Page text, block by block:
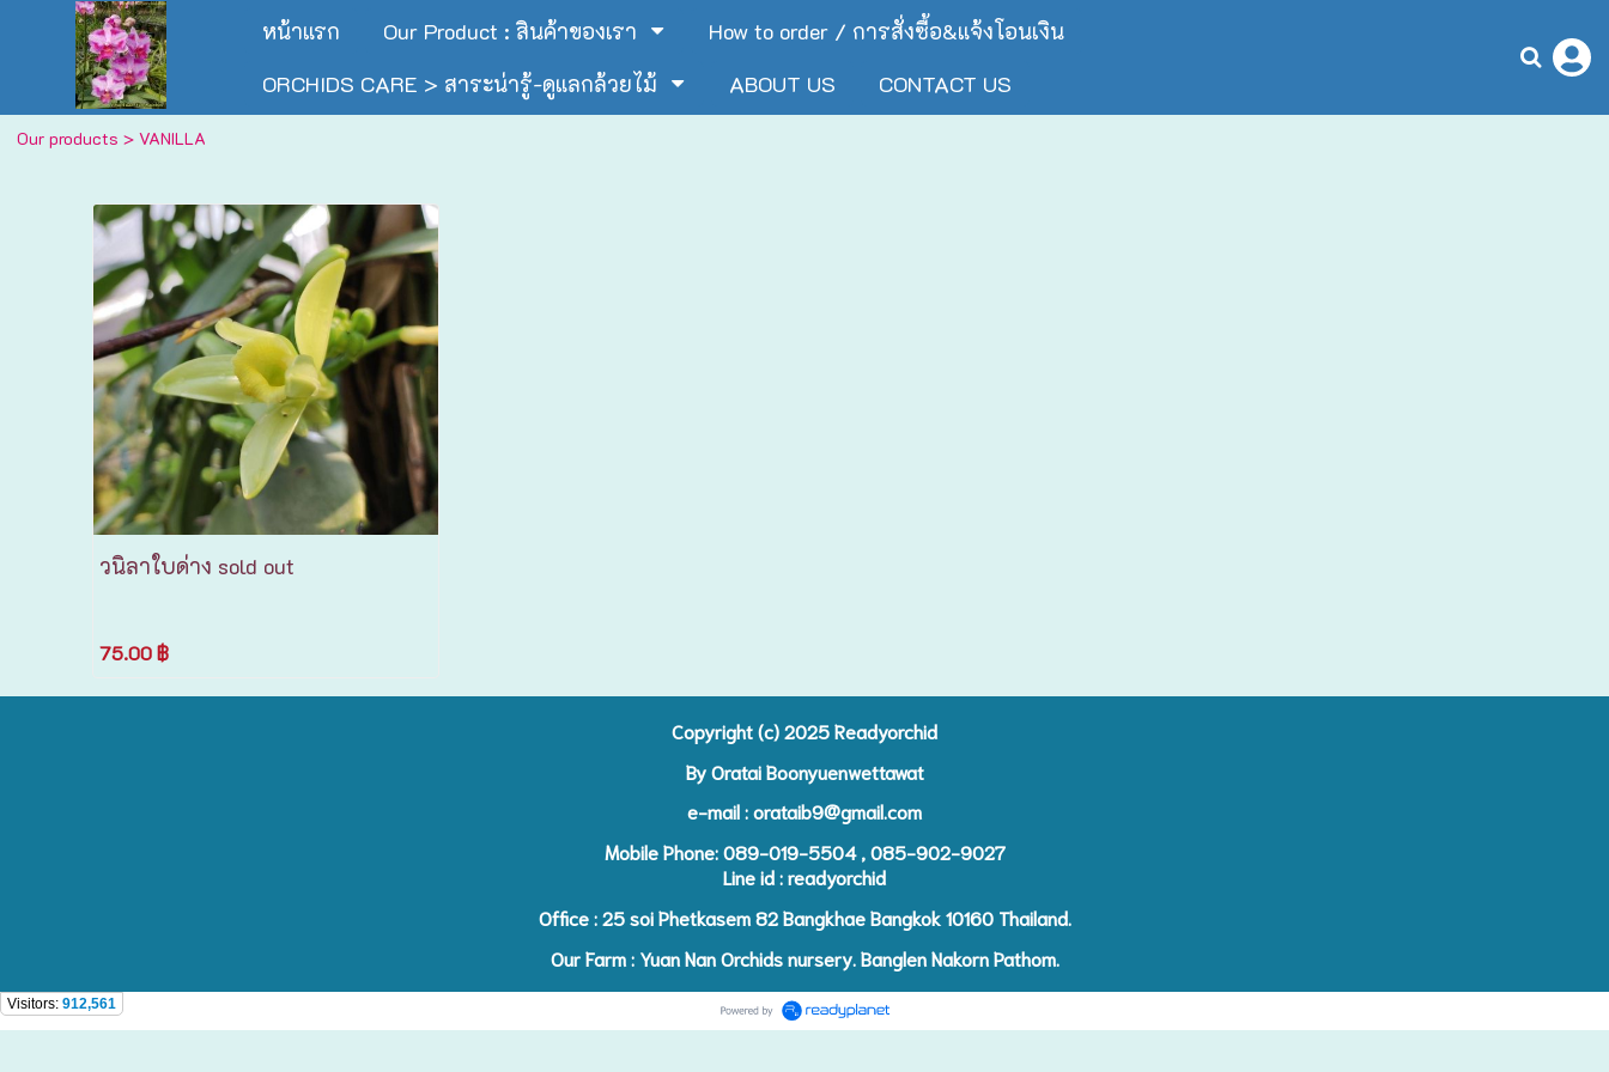
หน้าแรก Our Product : สินค้าของเรา
How to order / การสั่งซื้อ&แจ้งโอนเงิน
ORCHIDS CARE > สาระน่ารู้-ดูแลกล้วยไม้
ABOUT US CONTACT US
Our products > VANILLA
วนิลาใบด่าง sold out
75.00 ฿
Copyright (c) 2025 Readyorchid
By Oratai Boonyuenwettawat
e-mail :orataib9@gmail.com
Mobile Phone: 089-019-5504 , 085-902-9027
Line id : readyorchid
Office : 25 soi Phetkasem 82 Bangkhae Bangkok 10160 Thailand.
Our Farm : Yuan Nan Orchids nursery. Banglen Nakorn Pathom.
Visitors: 912,561